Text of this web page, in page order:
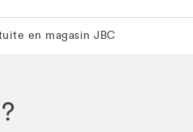
en magasin JBC
en magasin JBC